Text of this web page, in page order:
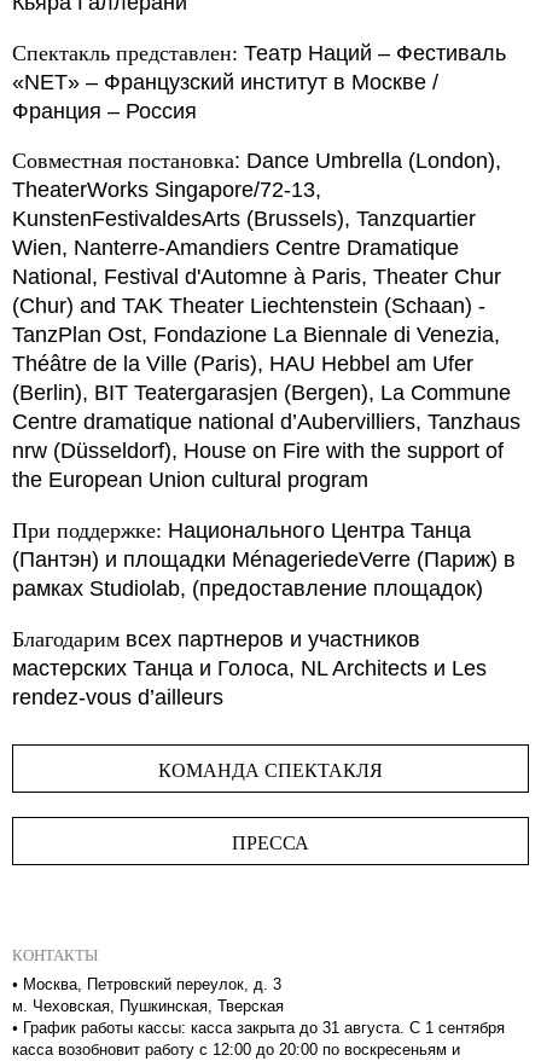
Спектакль представлен: Театр Наций – Фестиваль
«NET» –­ Французский институт в Москве /
Франция – Россия
Совместная постановка: Dance Umbrella (London),
TheaterWorks Singapore/72-13,
KunstenFestivaldesArts (Brussels), Tanzquartier
Wien, Nanterre-Amandiers Centre Dramatique
National, Festival d'Automne à Paris, Theater Chur
(Chur) and TAK Theater Liechtenstein (Schaan) -
TanzPlan Ost, Fondazione La Biennale di Venezia,
Théâtre de la Ville (Paris), HAU Hebbel am Ufer
(Berlin), BIT Teatergarasjen (Bergen), La Commune
Centre dramatique national d’Aubervilliers, Tanzhaus
nrw (Düsseldorf), House on Fire with the support of
the European Union cultural program
При поддержке: Национального Центра Танца
(Пантэн) и площадки MénageriedeVerre (Париж) в
рамках Studiolab, (предоставление площадок)
Благодарим всех партнеров и участников
мастерских Танца и Голоса, NL Architects и Les
rendez-vous d’ailleurs
КОМАНДА СПЕКТАКЛЯ
ПРЕССА
КОНТАКТЫ
• Москва, Петровский переулок, д. 3
м. Чеховская, Пушкинская, Тверская
• График работы кассы: касса закрыта до 31 августа. С 1 сентября
касса возобновит работу с 12:00 до 20:00 по воскресеньям и